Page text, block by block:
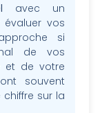
avec un
vos
si
de vos
et de votre
souvent
sur la